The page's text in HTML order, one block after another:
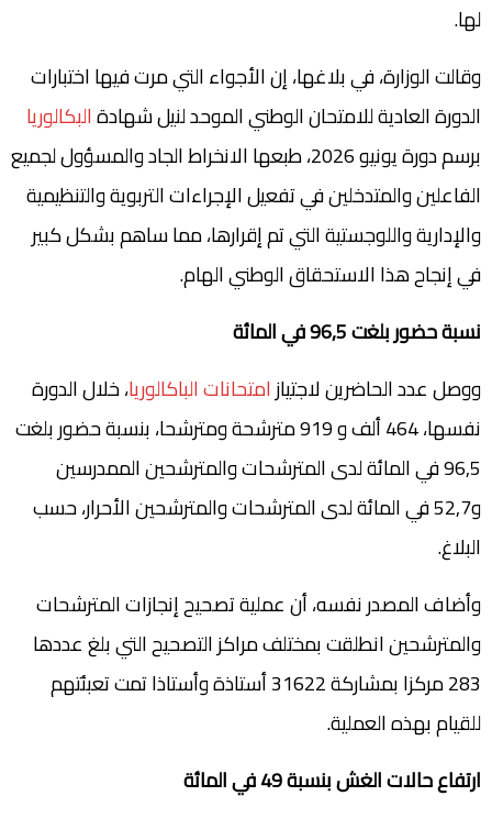
لها.
وقالت الوزارة، في بلاغها، إن الأجواء التي مرت فيها اختبارات
الدورة العادية للامتحان الوطني الموحد لنيل شهادةالبكالوريا
برسم دورة يونيو 2026، طبعها الانخراط الجاد والمسؤول لجميع
الفاعلين والمتدخلين في تفعيل الإجراءات التربوية والتنظيمية
والإدارية واللوجستية التي تم إقرارها، مما ساهم بشكل كبير
في إنجاح هذا الاستحقاق الوطني الهام.
نسبة حضور بلغت 96,5 في المائة
ووصل عدد الحاضرين لاجتيازامتحانات الباكالوريا، خلال الدورة
نفسها، 464 ألف و 919 مترشحة ومترشحا، بنسبة حضور بلغت
96,5 في المائة لدى المترشحات والمترشحين الممدرسين
و52,7 في المائة لدى المترشحات والمترشحين الأحرار، حسب
البلاغ.
وأضاف المصدر نفسه، أن عملية تصحيح إنجازات المترشحات
والمترشحين انطلقت بمختلف مراكز التصحيح التي بلغ عددها
283 مركزا بمشاركة 31622 أستاذة وأستاذا تمت تعبئتهم
للقيام بهذه العملية.
ارتفاع حالات الغش بنسبة 49 في المائة